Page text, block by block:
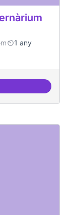
1 any
antena